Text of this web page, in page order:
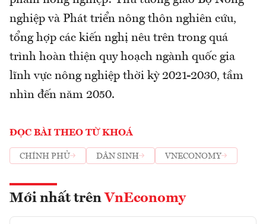
nghiệp và Phát triển nông thôn nghiên cứu,
tổng hợp các kiến nghị nêu trên trong quá
trình hoàn thiện quy hoạch ngành quốc gia
lĩnh vực nông nghiệp thời kỳ 2021-2030, tầm
nhìn đến năm 2050.
ĐỌC BÀI THEO TỪ KHOÁ
CHÍNH PHỦ DÂN SINH VNECONOMY
Mới nhất trên VnEconomy